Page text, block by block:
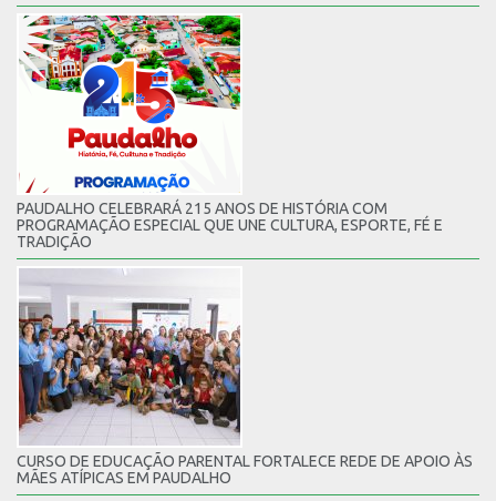
PAUDALHO CELEBRARÁ 215 ANOS DE HISTÓRIA COM
PROGRAMAÇÃO ESPECIAL QUE UNE CULTURA, ESPORTE, FÉ E
TRADIÇÃO
CURSO DE EDUCAÇÃO PARENTAL FORTALECE REDE DE APOIO ÀS
MÃES ATÍPICAS EM PAUDALHO